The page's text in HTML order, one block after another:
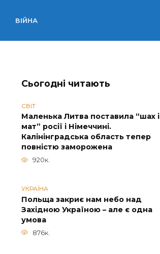
ВІЙНА
Сьогодні читають
СВІТ
Маленька Литва поставила “шах і
мат” росії і Німеччині.
Калінінградська область тепер
повністю заморожена
920к.
УКРАЇНА
Польща закриє нам небо над
Західною Україною – але є одна
умова
876к.